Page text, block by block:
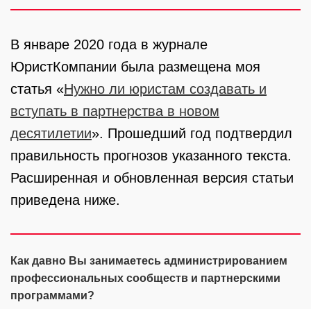
В январе 2020 года в журнале
ЮристКомпании была размещена моя
статья «Нужно ли юристам создавать и
вступать в партнерства в новом
десятилетии». Прошедший год подтвердил
правильность прогнозов указанного текста.
Расширенная и обновленная версия статьи
приведена ниже.
Как давно Вы занимаетесь администрированием
профессиональных сообществ и партнерскими
программами?